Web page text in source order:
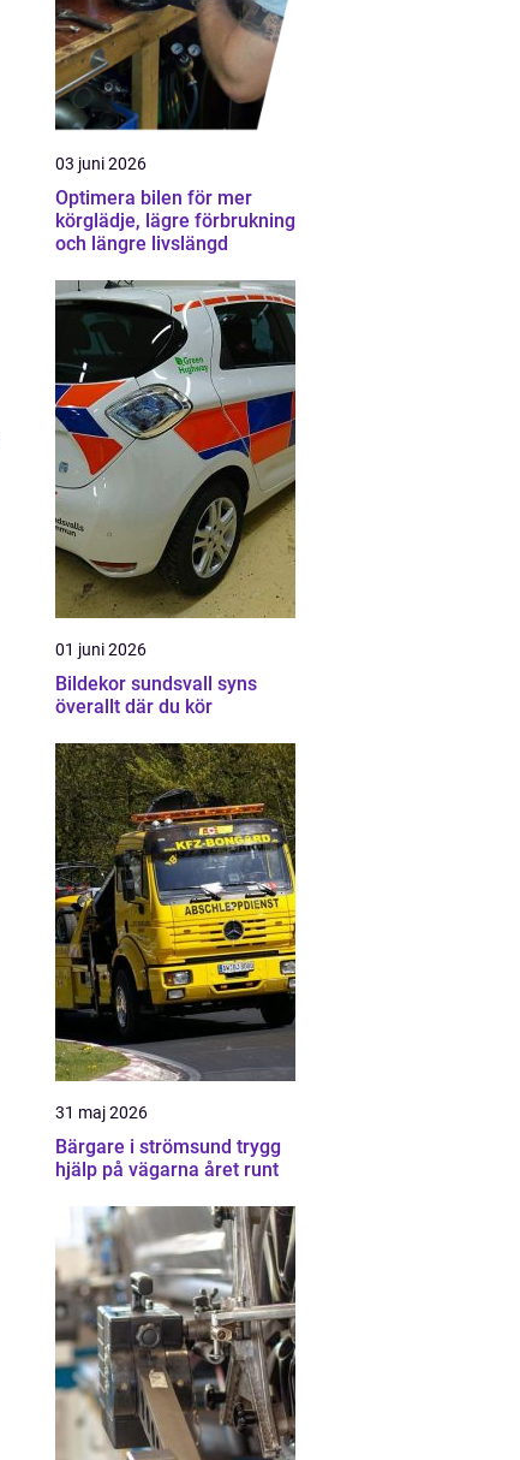
03 juni 2026
Optimera bilen för mer
körglädje, lägre förbrukning
och längre livslängd
01 juni 2026
Bildekor sundsvall syns
överallt där du kör
31 maj 2026
Bärgare i strömsund trygg
hjälp på vägarna året runt